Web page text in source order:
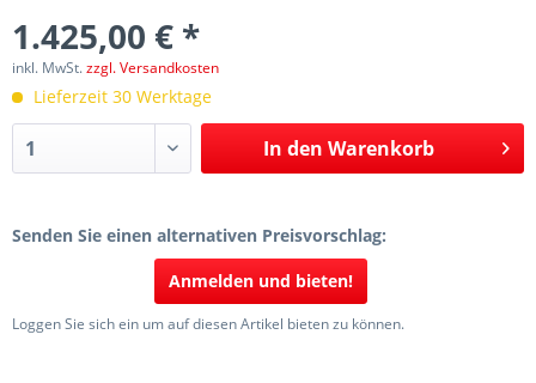
1.425,00 € *
inkl. MwSt.zzgl. Versandkosten
Lieferzeit 30 Werktage
In den Warenkorb
Senden Sie einen alternativen Preisvorschlag:
Anmelden und bieten!
Loggen Sie sich ein um auf diesen Artikel bieten zu können.